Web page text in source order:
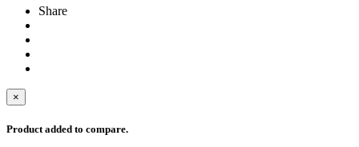
Share
×
Product added to compare.